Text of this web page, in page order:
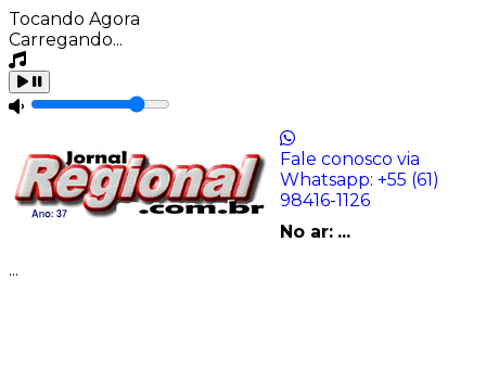
Tocando Agora
Carregando...
Fale conosco via
Whatsapp: +55 (61)
98416-1126
No ar: ...
...